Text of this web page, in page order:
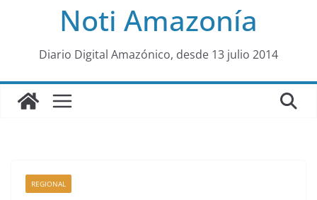
al
Noti Amazonía
Diario Digital Amazónico, desde 13 julio 2014
REGIONAL